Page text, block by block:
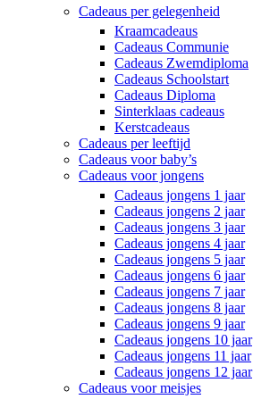
Cadeaus per gelegenheid
Kraamcadeaus
Cadeaus Communie
Cadeaus Zwemdiploma
Cadeaus Schoolstart
Cadeaus Diploma
Sinterklaas cadeaus
Kerstcadeaus
Cadeaus per leeftijd
Cadeaus voor baby’s
Cadeaus voor jongens
Cadeaus jongens 1 jaar
Cadeaus jongens 2 jaar
Cadeaus jongens 3 jaar
Cadeaus jongens 4 jaar
Cadeaus jongens 5 jaar
Cadeaus jongens 6 jaar
Cadeaus jongens 7 jaar
Cadeaus jongens 8 jaar
Cadeaus jongens 9 jaar
Cadeaus jongens 10 jaar
Cadeaus jongens 11 jaar
Cadeaus jongens 12 jaar
Cadeaus voor meisjes